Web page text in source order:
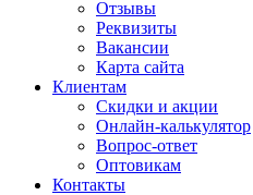
Отзывы
Реквизиты
Вакансии
Карта сайта
Клиентам
Скидки и акции
Онлайн-калькулятор
Вопрос-ответ
Оптовикам
Контакты